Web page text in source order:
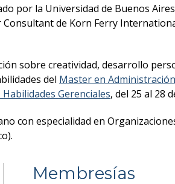
por la Universidad de Buenos
de Korn Ferry
sobre creatividad, desarrollo
del Master en
Gerenciales, del 25 al 28
con especialidad en
Membresías